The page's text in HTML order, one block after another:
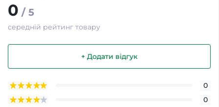
0 / 5
середній рейтинг товару
+ Додати відгук
0
0